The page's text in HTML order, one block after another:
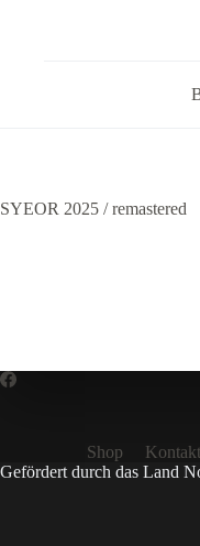
SYEOR 2025 / remastered
Shop Kontakt
Gefördert durch das Land